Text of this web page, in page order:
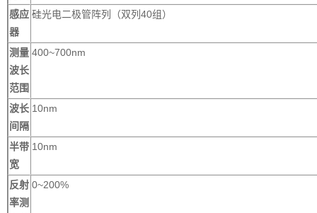
感应
器
硅光电二极管阵列（双列40组）
测量
波长
范围
400~700nm
波长
间隔
10nm
半带
宽
10nm
反射
率测
0~200%